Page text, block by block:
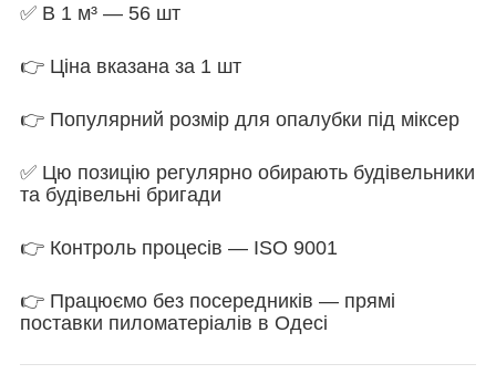
✅ В 1 м³ — 56 шт
👉 Ціна вказана за 1 шт
👉 Популярний розмір для опалубки під міксер
✅ Цю позицію регулярно обирають будівельники
та будівельні бригади
👉 Контроль процесів — ISO 9001
👉 Працюємо без посередників — прямі
поставки пиломатеріалів в Одесі